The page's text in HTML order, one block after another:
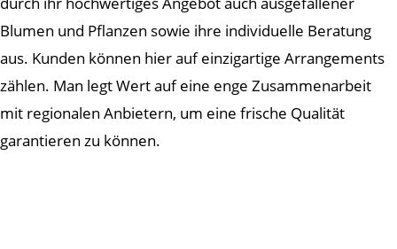
Blumen und Pflanzen sowie ihre individuelle Beratung
aus. Kunden können hier auf einzigartige Arrangements
zählen. Man legt Wert auf eine enge Zusammenarbeit
mit regionalen Anbietern, um eine frische Qualität
garantieren zu können.